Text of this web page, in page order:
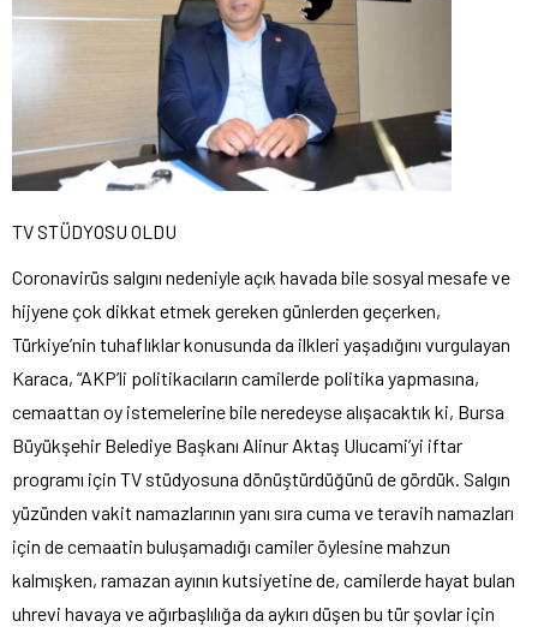
TV STÜDYOSU OLDU
Coronavirüs salgını nedeniyle açık havada bile sosyal mesafe ve
hijyene çok dikkat etmek gereken günlerden geçerken,
Türkiye’nin tuhaflıklar konusunda da ilkleri yaşadığını vurgulayan
Karaca, “AKP’li politikacıların camilerde politika yapmasına,
cemaattan oy istemelerine bile neredeyse alışacaktık ki, Bursa
Büyükşehir Belediye Başkanı Alinur Aktaş Ulucami’yi iftar
programı için TV stüdyosuna dönüştürdüğünü de gördük. Salgın
yüzünden vakit namazlarının yanı sıra cuma ve teravih namazları
için de cemaatin buluşamadığı camiler öylesine mahzun
kalmışken, ramazan ayının kutsiyetine de, camilerde hayat bulan
uhrevi havaya ve ağırbaşlılığa da aykırı düşen bu tür şovlar için